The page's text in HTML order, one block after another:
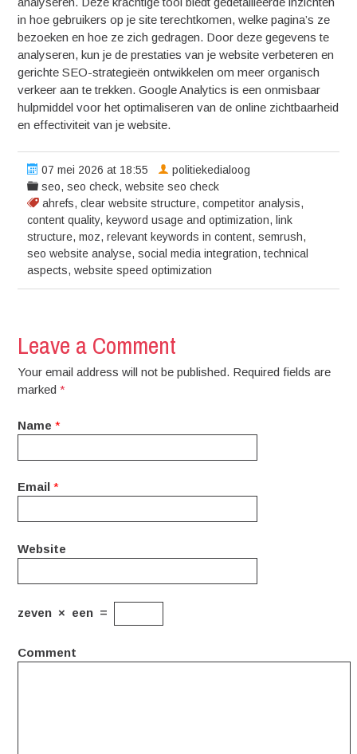
in hoe gebruikers op je site terechtkomen, welke pagina’s ze
bezoeken en hoe ze zich gedragen. Door deze gegevens te
analyseren, kun je de prestaties van je website verbeteren en
gerichte SEO-strategieën ontwikkelen om meer organisch
verkeer aan te trekken. Google Analytics is een onmisbaar
hulpmiddel voor het optimaliseren van de online zichtbaarheid
en effectiviteit van je website.
07 mei 2026 at 18:55
seo,seo check,website seo check
ahrefs,clear website structure,competitor analysis,
content quality, keyword usage and optimization, link
structure,moz,relevant keywords in content,semrush,
seo website analyse,social media integration,technical
aspects,website speed optimization
politiekedialoog
Leave a Comment
Your email address will not be published. Required fields are
marked*
Name *
Email *
Website
zeven × een =
Comment